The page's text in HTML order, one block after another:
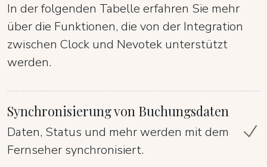
In der folgenden Tabelle erfahren Sie mehr
über die Funktionen, die von der Integration
zwischen Clock und Nevotek unterstützt
werden.
Synchronisierung von Buchungsdaten
Daten, Status und mehr werden mit dem
Fernseher synchronisiert.